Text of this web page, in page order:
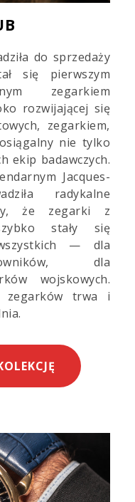
do sprzedaży
się pierwszym
zegarkiem
rozwijającej się
zegarkiem,
nie tylko
ekip badawczych.
Jacques-
radykalne
że zegarki z
stały się
— dla
dla
wojskowych.
zegarków trwa i